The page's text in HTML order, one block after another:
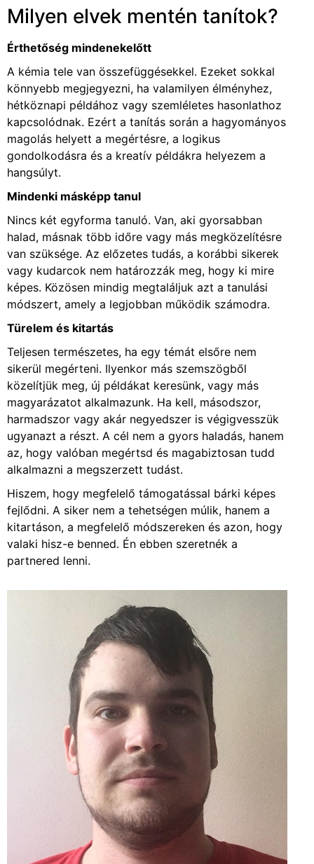
Milyen elvek mentén tanítok?
Érthetőség mindenekelőtt
A kémia tele van összefüggésekkel. Ezeket sokkal
könnyebb megjegyezni, ha valamilyen élményhez,
hétköznapi példához vagy szemléletes hasonlathoz
kapcsolódnak. Ezért a tanítás során a hagyományos
magolás helyett a megértésre, a logikus
gondolkodásra és a kreatív példákra helyezem a
hangsúlyt.
Mindenki másképp tanul
Nincs két egyforma tanuló. Van, aki gyorsabban
halad, másnak több időre vagy más megközelítésre
van szüksége. Az előzetes tudás, a korábbi sikerek
vagy kudarcok nem határozzák meg, hogy ki mire
képes. Közösen mindig megtaláljuk azt a tanulási
módszert, amely a legjobban működik számodra.
Türelem és kitartás
Teljesen természetes, ha egy témát elsőre nem
sikerül megérteni. Ilyenkor más szemszögből
közelítjük meg, új példákat keresünk, vagy más
magyarázatot alkalmazunk. Ha kell, másodszor,
harmadszor vagy akár negyedszer is végigvesszük
ugyanazt a részt. A cél nem a gyors haladás, hanem
az, hogy valóban megértsd és magabiztosan tudd
alkalmazni a megszerzett tudást.
Hiszem, hogy megfelelő támogatással bárki képes
fejlődni. A siker nem a tehetségen múlik, hanem a
kitartáson, a megfelelő módszereken és azon, hogy
valaki hisz-e benned. Én ebben szeretnék a
partnered lenni.